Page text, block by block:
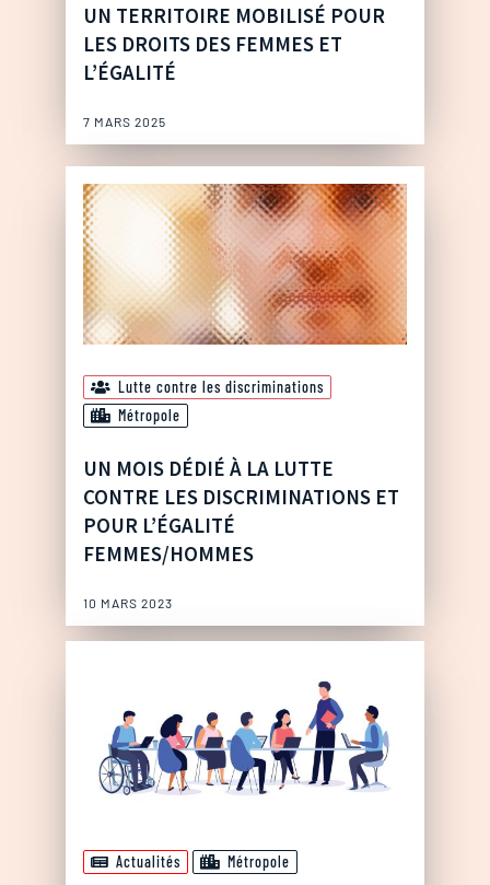
UN TERRITOIRE MOBILISÉ POUR
LES DROITS DES FEMMES ET
L’ÉGALITÉ
7 MARS 2025
Lutte contre les discriminations
Métropole
UN MOIS DÉDIÉ À LA LUTTE
CONTRE LES DISCRIMINATIONS ET
POUR L’ÉGALITÉ
FEMMES/HOMMES
10 MARS 2023
Actualités Métropole